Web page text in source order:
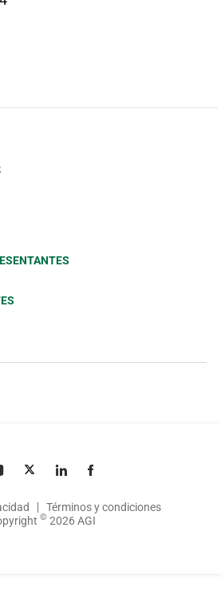
Términos y condiciones
© 2026 AGI